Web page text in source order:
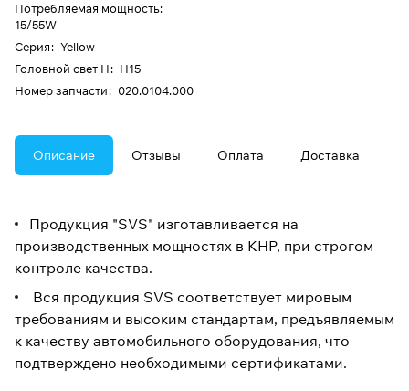
Потребляемая мощность:
15/55W
Серия: Yellow
Головной свет H: H15
Номер запчасти: 020.0104.000
Описание Отзывы Оплата Доставка
Продукция "SVS" изготавливается на
производственных мощностях в КНР, при строгом
контроле качества.
Вся продукция SVS соответствует мировым
требованиям и высоким стандартам, предъявляемым
к качеству автомобильного оборудования, что
подтверждено необходимыми сертификатами.